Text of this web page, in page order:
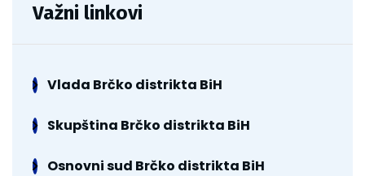
Važni linkovi
Vlada Brčko distrikta BiH
Skupština Brčko distrikta BiH
Osnovni sud Brčko distrikta BiH